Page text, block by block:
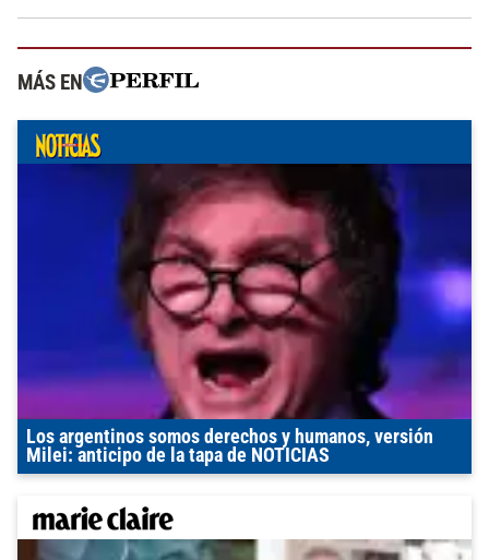
MÁS EN
Los argentinos somos derechos y humanos, versión
Milei: anticipo de la tapa de NOTICIAS